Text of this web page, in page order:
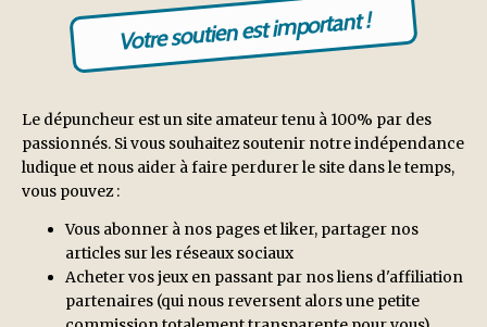
Votre soutien est important !
Le dépuncheur est un site amateur tenu à 100% par des
passionnés. Si vous souhaitez soutenir notre indépendance
ludique et nous aider à faire perdurer le site dans le temps,
vous pouvez :
Vous abonner à nos pages et liker, partager nos
articles sur les réseaux sociaux
Acheter vos jeux en passant par nos liens d'affiliation
partenaires (qui nous reversent alors une petite